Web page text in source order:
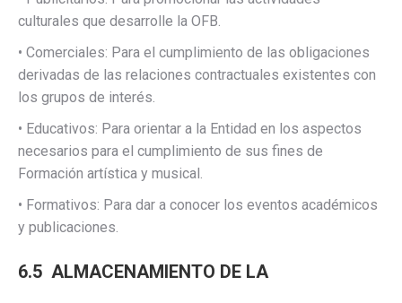
culturales que desarrolle la OFB.
• Comerciales: Para el cumplimiento de las obligaciones
derivadas de las relaciones contractuales existentes con
los grupos de interés.
• Educativos: Para orientar a la Entidad en los aspectos
necesarios para el cumplimiento de sus fines de
Formación artística y musical.
• Formativos: Para dar a conocer los eventos académicos
y publicaciones.
6.5 ALMACENAMIENTO DE LA